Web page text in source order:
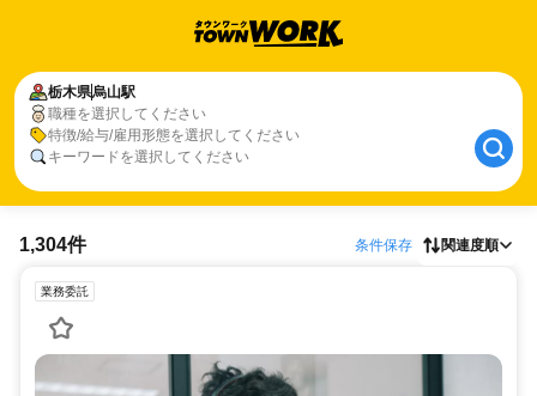
栃木県烏山駅
職種を選択してください
特徴/給与/雇用形態を選択してください
キーワードを選択してください
1,304件 条件保存 関連度順
業務委託